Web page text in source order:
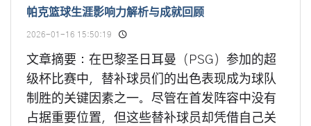
帕克篮球生涯影响力解析与成就回顾
2026-01-16 15:50:19
文章摘要：在巴黎圣日耳曼（PSG）参加的超
级杯比赛中，替补球员们的出色表现成为球队
制胜的关键因素之一。尽管在首发阵容中没有
占据重要位置，但这些替补球员却凭借自己关